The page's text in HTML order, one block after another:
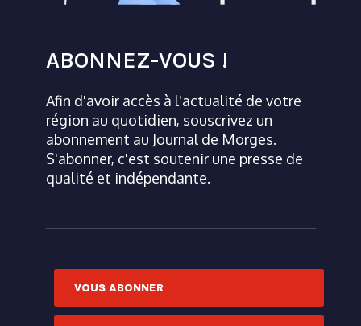
ABONNEZ-VOUS !
Afin d'avoir accès à l'actualité de votre
région au quotidien, souscrivez un
abonnement au Journal de Morges.
S'abonner, c'est soutenir une presse de
qualité et indépendante.
VOUS ABONNER